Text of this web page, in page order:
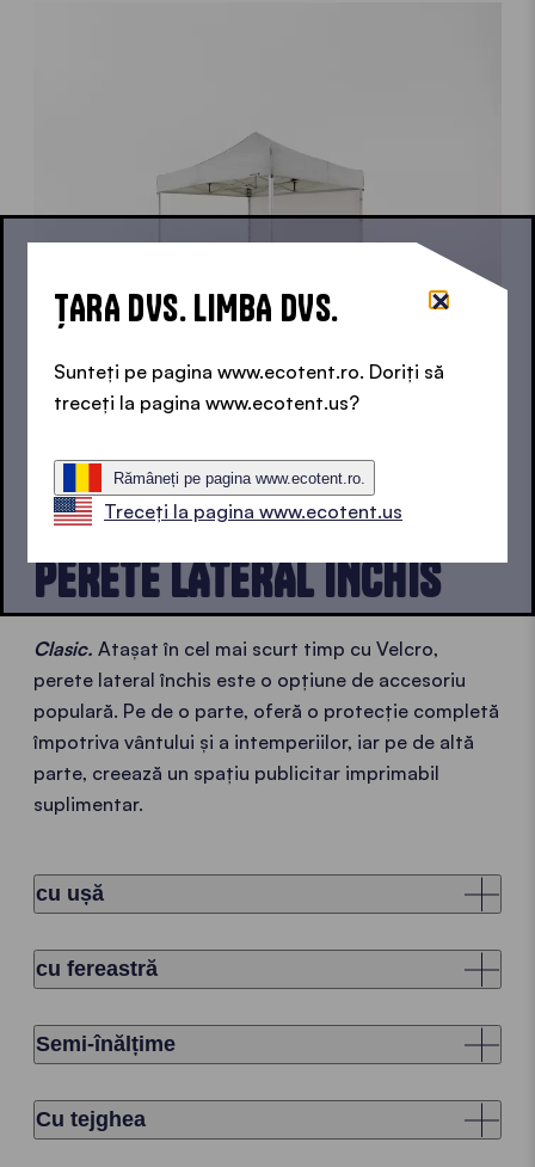
PROTECȚIE ÎMPOTRIVA VÂNTULUI ȘI A OCHILOR
CURIOȘI
PERETE LATERAL ÎNCHIS
Clasic. Atașat în cel mai scurt timp cu Velcro,
perete lateral închis este o opțiune de accesoriu
populară. Pe de o parte, oferă o protecție completă
împotriva vântului și a intemperiilor, iar pe de altă
parte, creează un spațiu publicitar imprimabil
suplimentar.
cu ușă
cu fereastră
Semi-înălțime
Cu tejghea
ȚARA DVS. LIMBA DVS.
Sunteți pe pagina www.ecotent.ro. Doriți să
treceți la pagina www.ecotent.us?
Rămâneți pe pagina www.ecotent.ro.
Treceți la pagina www.ecotent.us